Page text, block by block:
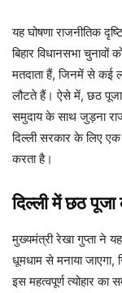
यह घोषणा राजनीतिक
बिहार विधानसभा
मतदाता हैं, जिनमें से कई
लौटते हैं। ऐसे में, छठ
समुदाय के साथ जुड़ना
दिल्ली सरकार के लिए
करता है।
दिल्ली में छठ पूजा
मुख्यमंत्री रेखा गुप्ता ने
धूमधाम से मनाया जाएगा,
इस महत्वपूर्ण त्योहार